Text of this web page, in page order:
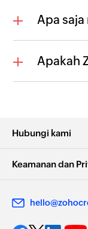
Apa
Apakah
Hubungi kami
Keamanan dan